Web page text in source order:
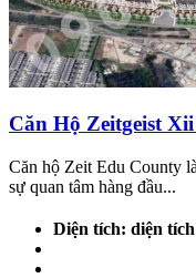
Căn Hộ Zeitgeist
Căn hộ Zeit Edu County
sự quan tâm hàng đầu...
Diện tích: diện